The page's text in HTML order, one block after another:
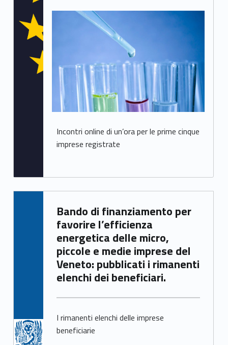
Incontri online di un’ora per le prime cinque
imprese registrate
Bando di finanziamento per
favorire l’efficienza
energetica delle micro,
piccole e medie imprese del
Veneto: pubblicati i rimanenti
elenchi dei beneficiari.
I rimanenti elenchi delle imprese
beneficiarie